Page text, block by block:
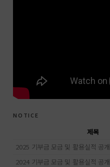
notice
제목
2025 기부금 모금 및 활용실적 공개
2024 기부금 모금 및 활용실적 공개